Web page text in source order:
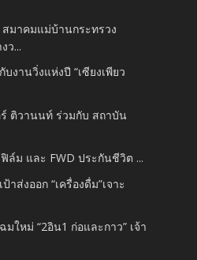
สมาคมแม่บ้านกระทรวง
ว...
งานวิ่งแห่งปี “เซียงเพียว
ร์ ติวานนท์ ร่วมกับ สถาบัน
ล์ม และ FWD ประกันชีวิต ...
าส่งออก “เครื่องดื่ม”เจาะ
มใหม่ “2อิน1 ก่อและกาว” เจ้า